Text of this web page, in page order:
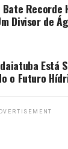
Recorde
Divisor de
Está
o Futuro